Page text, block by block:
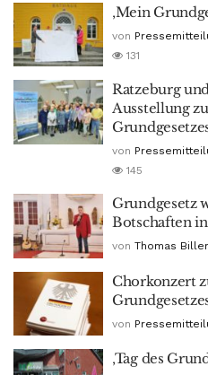
‚Mein
von
131
Ratzeburg
Ausstellung
von
145
Grundgesetz
Botschaften
von Thomas Biller
Chorkonzert
von
‚Tag des